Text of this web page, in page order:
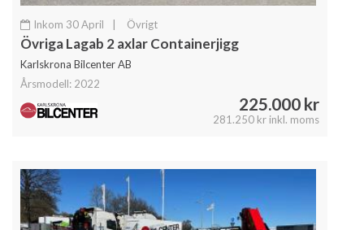
Inkom 30 April Övrigt
Övriga Lagab 2 axlar Containerjigg
Karlskrona Bilcenter AB
Årsmodell: 2022
225.000 kr
281.250 kr inkl. moms